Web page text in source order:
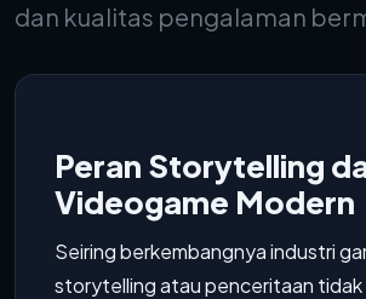
dan kualitas pengalaman
Peran Storytelling
Videogame Modern
Seiring berkembangnya industri
storytelling atau penceritaan tidak